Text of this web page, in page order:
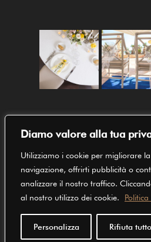
Diamo valore alla tua
Utilizziamo i cookie per migliorare
navigazione, offrirti pubblicità o
analizzare il nostro traffico.
al nostro utilizzo dei cookie.
Personalizza Rifiuta tutto
Copyright © 2023 Le Dune Suite
Powered byMood | All rights